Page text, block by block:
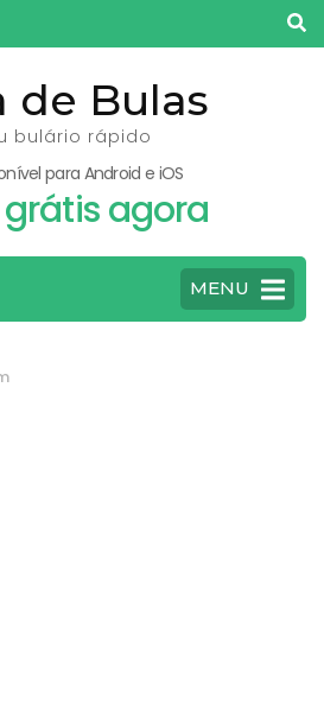
de Bulas
bulário rápido
para Android e iOS
grátis agora
MENU